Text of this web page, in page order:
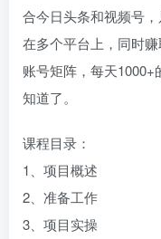
合今日头条和视频号
在多个平台上，同时
账号矩阵，每天
知道了。
课程目录：
1、项目概述
2、准备工作
3、项目实操